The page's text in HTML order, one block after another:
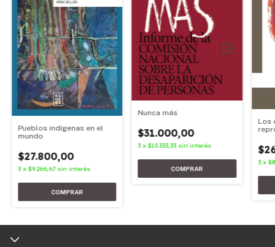
Pueblos indígenas en el
mundo
$27.800,00
3 x $9.266,67 sin interés
Nunca más
$31.000,00
3 x$10.333,33 sin interés
Los
3 x